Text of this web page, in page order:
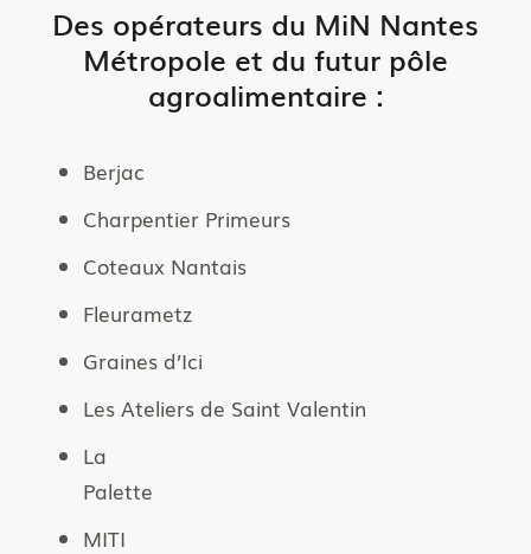
Des opérateurs du MiN Nantes
Métropole et du futur pôle
agroalimentaire :
Berjac
Charpentier Primeurs
Coteaux Nantais
Fleurametz
Graines d’Ici
Les Ateliers de Saint Valentin
La
Palette
MITI